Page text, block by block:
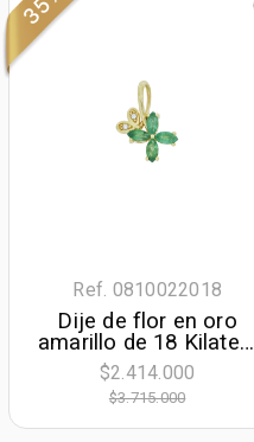
Ref. 0810022018
Dije de flor en oro
amarillo de 18 Kilates,
con 4 esmeraldas
centrales de 0.75 Ct y
decoración en
diamantes de 0.02 Ct
$2.414.000
$3.715.000